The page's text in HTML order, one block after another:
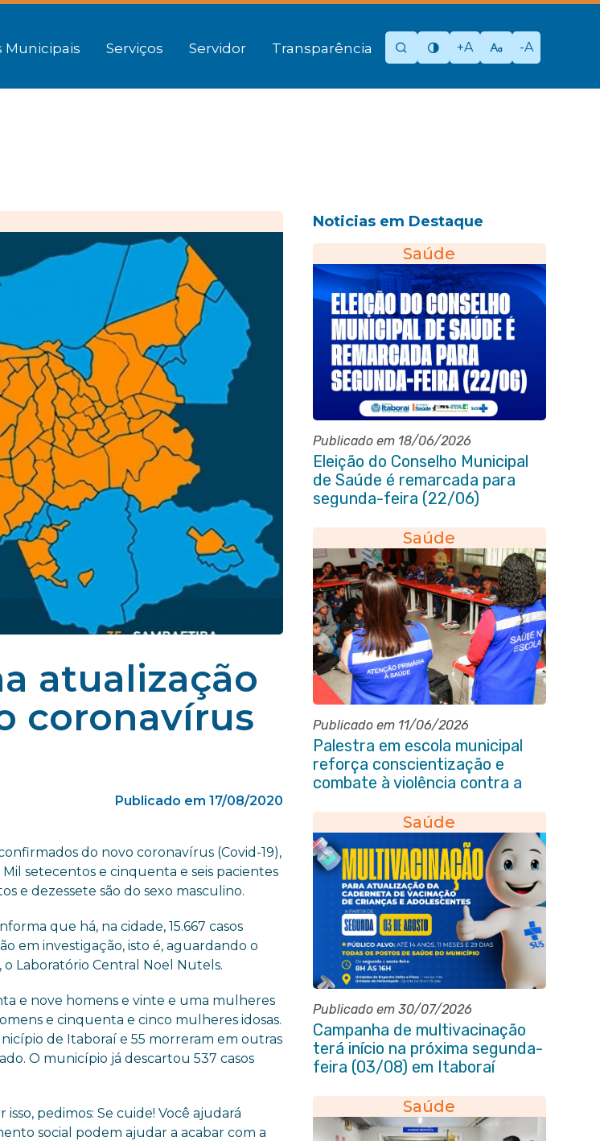
Municipais Serviços Servidor Transparência +A -A
atualização
coronavírus
Publicado em 17/08/2020
do novo coronavírus (Covid-19),
Mil setecentos e cinquenta e seis pacientes
e dezessete são do sexo masculino.
que há, na cidade, 15.667 casos
em investigação, isto é, aguardando o
Laboratório Central Noel Nutels.
e nove homens e vinte e uma mulheres
e cinquenta e cinco mulheres idosas.
de Itaboraí e 55 morreram em outras
O município já descartou 537 casos
pedimos: Se cuide! Você ajudará
social podem ajudar a acabar com a
Noticias em Destaque
Saúde
Publicado em 18/06/2026
Eleição do Conselho Municipal
de Saúde é remarcada para
segunda-feira (22/06)
Saúde
Publicado em 11/06/2026
Palestra em escola municipal
reforça conscientização e
combate à violência contra a
Saúde
Publicado em 30/07/2026
Campanha de multivacinação
terá início na próxima segunda-
feira (03/08) em Itaboraí
Saúde